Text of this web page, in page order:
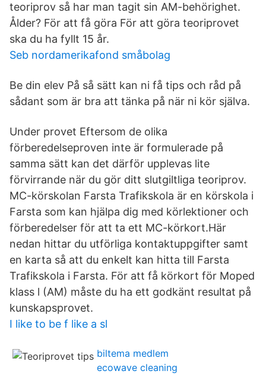
teoriprov så har man tagit sin AM-behörighet.
Ålder? För att få göra För att göra teoriprovet
ska du ha fyllt 15 år.
Seb nordamerikafond småbolag
Be din elev På så sätt kan ni få tips och råd på
sådant som är bra att tänka på när ni kör själva.
Under provet Eftersom de olika
förberedelseproven inte är formulerade på
samma sätt kan det därför upplevas lite
förvirrande när du gör ditt slutgiltliga teoriprov.
MC-körskolan Farsta Trafikskola är en körskola i
Farsta som kan hjälpa dig med körlektioner och
förberedelser för att ta ett MC-körkort.Här
nedan hittar du utförliga kontaktuppgifter samt
en karta så att du enkelt kan hitta till Farsta
Trafikskola i Farsta. För att få körkort för Moped
klass l (AM) måste du ha ett godkänt resultat på
kunskapsprovet.
I like to be f like a sl
biltema medlem
ecowave cleaning